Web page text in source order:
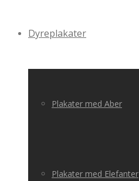
Dyreplakater
Plakater med Aber
Plakater med Elefanter